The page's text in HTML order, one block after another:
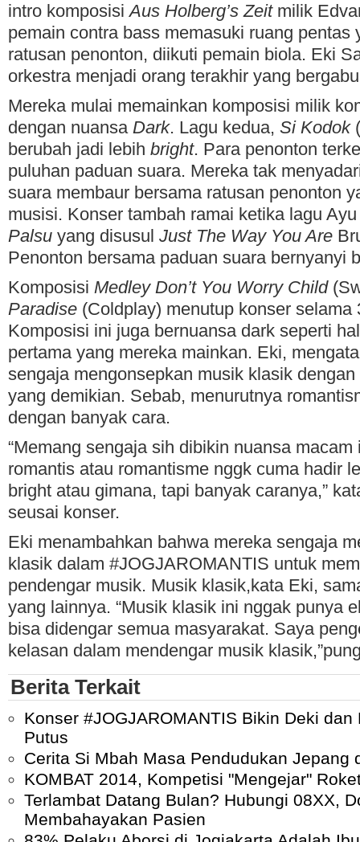
intro komposisiAus Holberg’s Zeitmilik
pemain contra bass memasuki ruang pentas
ratusan penonton, diikuti pemain biola. Eki
orkestra menjadi orang terakhir yang
Mereka mulai memainkan komposisi milik
dengan nuansa Dark. Lagu kedua, Si Kodok
berubah jadi lebih bright. Para penonton
puluhan paduan suara. Mereka tak
suara membaur bersama ratusan penonton
musisi. Konser tambah ramai ketika lagu
Palsu yang disusul Just The Way You Are
Penonton bersama paduan suara bernyanyi
Komposisi Medley Don’t You Worry Child
Paradise (Coldplay) menutup konser selama
Komposisi ini juga bernuansa dark seperti
pertama yang mereka mainkan. Eki,
sengaja mengonsepkan musik klasik
yang demikian. Sebab, menurutnya
dengan banyak cara.
“Memang sengaja sih dibikin nuansa
romantis atau romantisme nggk cuma hadir
bright atau gimana, tapi banyak caranya,”
seusai konser.
Eki menambahkan bahwa mereka sengaja
klasik dalam #JOGJAROMANTIS untuk
pendengar musik. Musik klasik,kata Eki,
yang lainnya. “Musik klasik ini nggak punya
bisa didengar semua masyarakat. Saya
kelasan dalam mendengar musik
Berita Terkait
Konser #JOGJAROMANTIS Bikin Deki dan
Putus
Cerita Si Mbah Masa Pendudukan Jepang
KOMBAT 2014, Kompetisi "Mengejar"
Terlambat Datang Bulan? Hubungi 08XX,
Membahayakan Pasien